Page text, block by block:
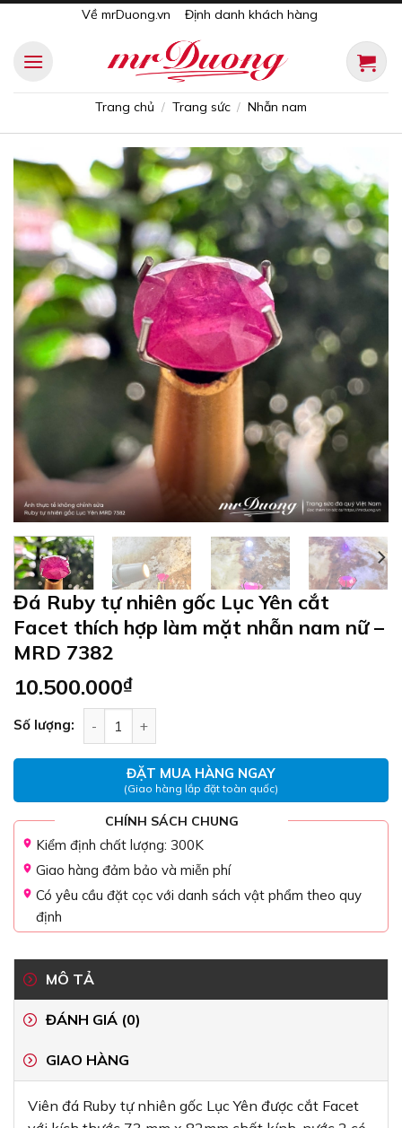
content
Về mrDuong.vn Định danh khách hàng
Trang chủ / Trang sức / Nhẫn nam
Đá Ruby tự nhiên gốc Lục Yên cắt
Facet thích hợp làm mặt nhẫn nam nữ –
MRD 7382
10.500.000₫
Số lượng:
ĐẶT MUA HÀNG NGAY
(Giao hàng lắp đặt toàn quốc)
CHÍNH SÁCH CHUNG
Kiểm định chất lượng: 300K
Giao hàng đảm bảo và miễn phí
Có yêu cầu đặt cọc với danh sách vật phẩm theo quy
định
MÔ TẢ
ĐÁNH GIÁ (0)
GIAO HÀNG
Viên đá Ruby tự nhiên gốc Lục Yên được cắt Facet